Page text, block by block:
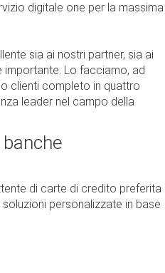
digitale one per la massima
sia ai nostri partner, sia ai
Lo facciamo, ad
clienti completo in quattro
leader nel campo della
di carte di credito preferita
personalizzate in base